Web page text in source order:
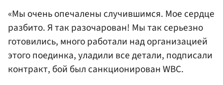
«Мы очень опечалены случившимся. Мое сердце
разбито. Я так разочарован! Мы так серьезно
готовились, много работали над организацией
этого поединка, уладили все детали, подписали
контракт, бой был санкционирован WBC.